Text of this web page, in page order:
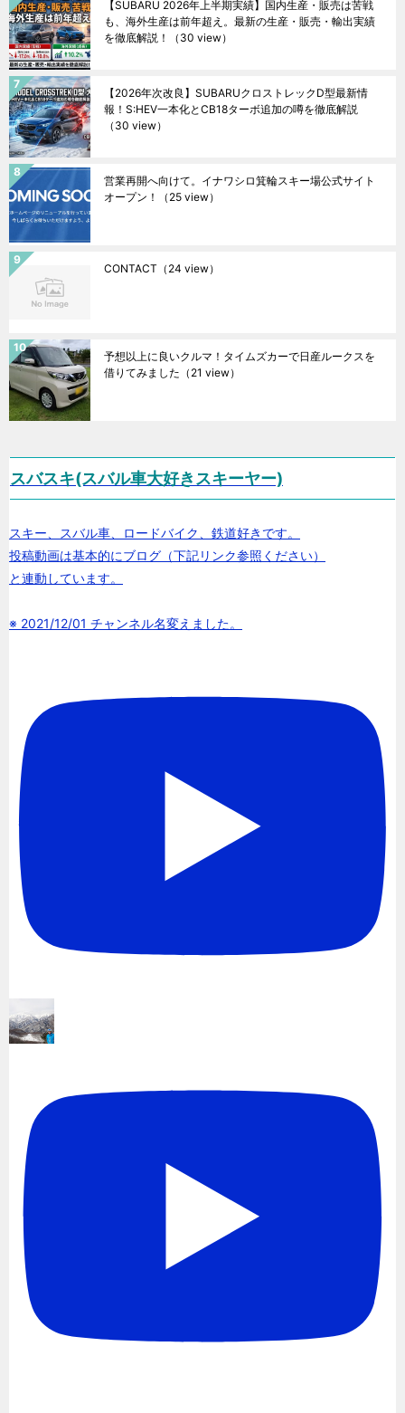
【SUBARU 2026年上半期実績】国内生産・販売は苦戦
も、海外生産は前年超え。最新の生産・販売・輸出実績
を徹底解説！
（30 view）
【2026年次改良】SUBARUクロストレックD型最新情
報！S:HEV一本化とCB18ターボ追加の噂を徹底解説
（30 view）
営業再開へ向けて。イナワシロ箕輪スキー場公式サイト
オープン！
（25 view）
CONTACT （24 view）
予想以上に良いクルマ！タイムズカーで日産ルークスを
借りてみました （21 view）
スバスキ(スバル車大好きスキーヤー)
スキー、スバル車、ロードバイク、鉄道好きです。
投稿動画は基本的にブログ（下記リンク参照ください）
と連動しています。
※ 2021/12/01 チャンネル名変えました。